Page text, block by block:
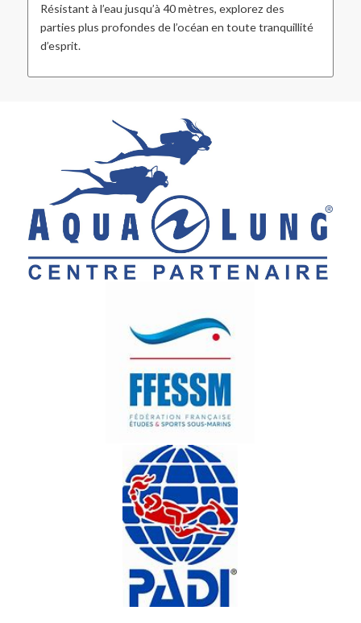
Résistant à l’eau jusqu’à 40 mètres, explorez des
parties plus profondes de l’océan en toute tranquillité
d’esprit.